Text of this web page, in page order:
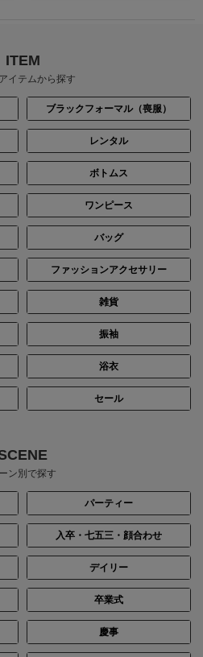
ITEM
イテムから探す
ブラックフォーマル（喪服）
レンタル
ボトムス
ワンピース
バッグ
ファッションアクセサリー
雑貨
振袖
浴衣
セール
ン別で探す
パーティー
入卒・七五三・顔合わせ
デイリー
卒業式
慶事